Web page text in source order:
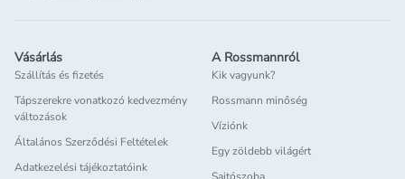
Vásárlás
Szállítás és fizetés
Tápszerekre vonatkozó kedvezmény
változások
Általános Szerződési Feltételek
Adatkezelési tájékoztatóink
A Rossmannról
Kik vagyunk?
Rossmann minőség
Víziónk
Egy zöldebb világért